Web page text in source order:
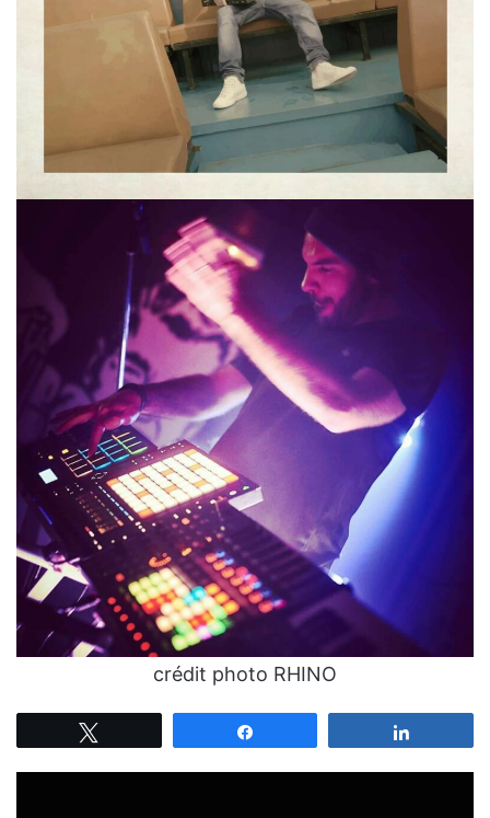
crédit photo RHINO